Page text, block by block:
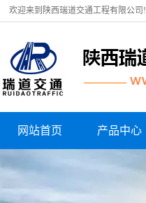
欢迎来到陕西瑞道交通工程有限公司!
网站首页 产品中心